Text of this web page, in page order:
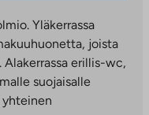
Yläkerrassa
joista
erillis-wc,
suojaisalle
yhteinen